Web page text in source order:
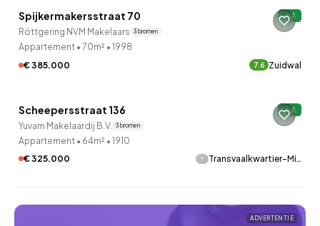
8 uur geleden ontdekt
Spijkermakersstraat 70 A
Röttgering NVM Makelaars 3 bronnen
Appartement • 70m² • 1998
€ 385.000
7.6 Zuidwal
8 uur geleden ontdekt
Scheepersstraat 136 A
Yuvam Makelaardij B.V. 3 bronnen
Appartement • 64m² • 1910
€ 325.000
- Transvaalkwartier-Mi…
ADVERTENTIE